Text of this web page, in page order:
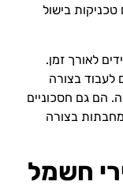
בישול
לאורך זמן.
לעבוד בצורה
הם גם חסכוניים
בצורה
חשמל